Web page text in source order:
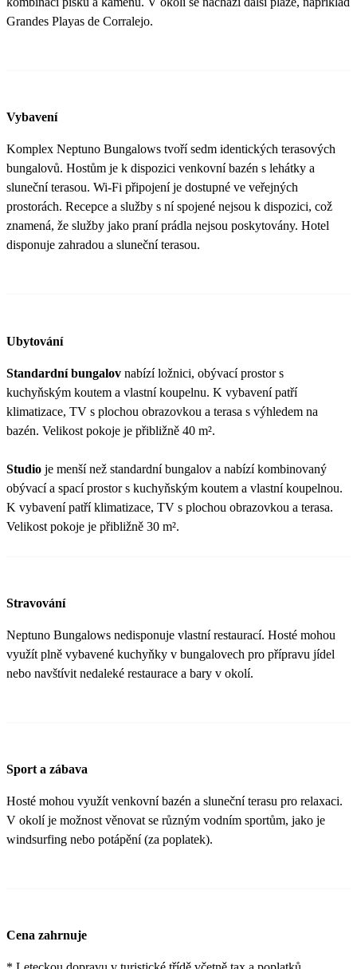
Grandes Playas de Corralejo.
Vybavení
Komplex Neptuno Bungalows tvoří sedm identických terasových
bungalovů. Hostům je k dispozici venkovní bazén s lehátky a
sluneční terasou. Wi-Fi připojení je dostupné ve veřejných
prostorách. Recepce a služby s ní spojené nejsou k dispozici, což
znamená, že služby jako praní prádla nejsou poskytovány. Hotel
disponuje zahradou a sluneční terasou.
Ubytování
Standardní bungalov nabízí ložnici, obývací prostor s
kuchyňským koutem a vlastní koupelnu. K vybavení patří
klimatizace, TV s plochou obrazovkou a terasa s výhledem na
bazén. Velikost pokoje je přibližně 40 m².
Studio je menší než standardní bungalov a nabízí kombinovaný
obývací a spací prostor s kuchyňským koutem a vlastní koupelnou.
K vybavení patří klimatizace, TV s plochou obrazovkou a terasa.
Velikost pokoje je přibližně 30 m².
Stravování
Neptuno Bungalows nedisponuje vlastní restaurací. Hosté mohou
využít plně vybavené kuchyňky v bungalovech pro přípravu jídel
nebo navštívit nedaleké restaurace a bary v okolí.
Sport a zábava
Hosté mohou využít venkovní bazén a sluneční terasu pro relaxaci.
V okolí je možnost věnovat se různým vodním sportům, jako je
windsurfing nebo potápění (za poplatek).
Cena zahrnuje